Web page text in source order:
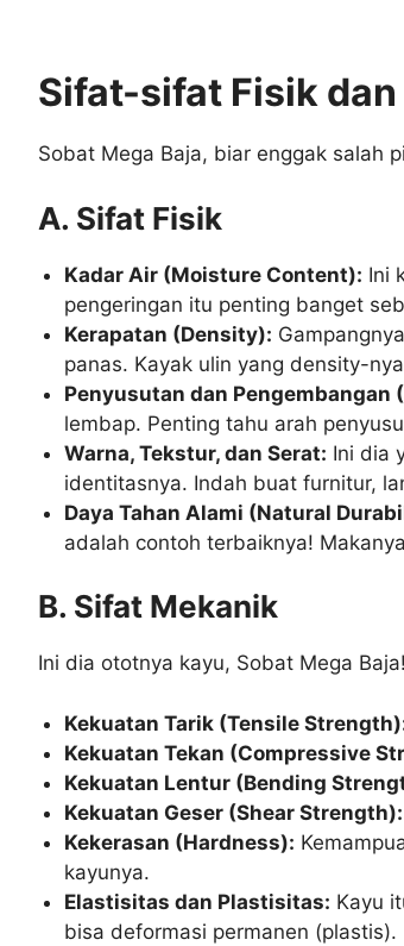
Sifat-sifat Fisik
Sobat Mega Baja, biar enggak salah
A. Sifat Fisik
Kadar Air (Moisture Content): Ini
pengeringan itu penting banget
Kerapatan (Density):
panas. Kayak ulin yang density-
Penyusutan dan Pengembangan
lembap. Penting tahu arah
Warna, Tekstur, dan Serat: Ini dia
identitasnya. Indah buat furnitur,
Daya Tahan Alami (Natural
adalah contoh terbaiknya!
B. Sifat Mekanik
Ini dia ototnya kayu, Sobat Mega Baja!
Kekuatan Tarik (Tensile
Kekuatan Tekan (Compressive
Kekuatan Lentur (Bending
Kekuatan Geser (Shear Strength):
Kekerasan (Hardness):
kayunya.
Elastisitas dan Plastisitas: Kayu
bisa deformasi permanen (plastis).